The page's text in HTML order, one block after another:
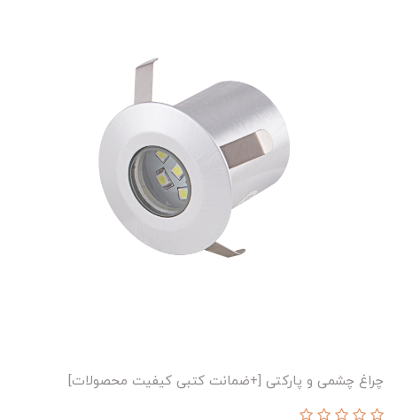
چراغ چشمی و پارکتی [+ضمانت کتبی کیفیت محصولات]